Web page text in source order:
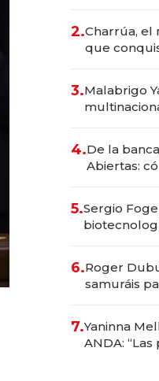
millones
2.Charrúa, el
que
prepara
3.Malabrigo
4.De la
Abiertas:
5.Sergio
6.Roger
samuráis
7.Yaninna
ANDA: